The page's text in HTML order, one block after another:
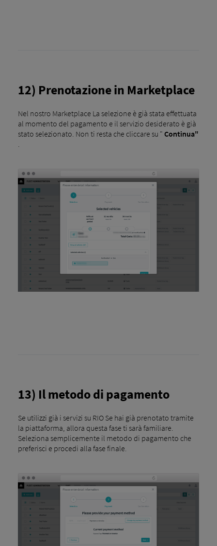
12) Prenotazione in Marketplace
Nel nostro Marketplace La selezione è già stata effettuata
al momento del pagamento e il servizio desiderato è già
stato selezionato. Non ti resta che cliccare su " Continua"
13) Il metodo di pagamento
Se utilizzi già i servizi su RIO Se hai già prenotato tramite
la piattaforma, allora questa fase ti sarà familiare.
Seleziona semplicemente il metodo di pagamento che
preferisci e procedi alla fase finale.